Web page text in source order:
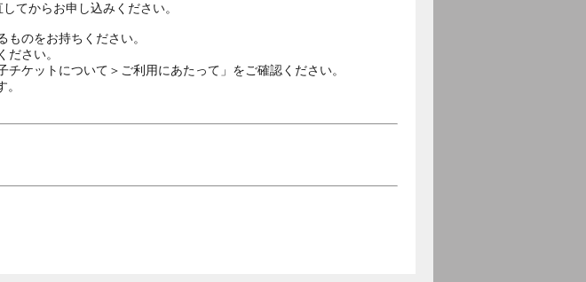
してからお申し込みください。
のをお持ちください。
さい。
ケットについて＞ご利用にあたって」をご確認ください。